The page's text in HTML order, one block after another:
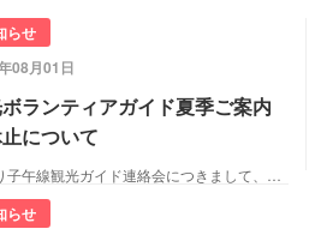
らせ
08月01日
ランティアガイド夏季ご案内
について
ぶらり子午線観光ガイド連絡会につきまして、熱中症対策のため…
らせ